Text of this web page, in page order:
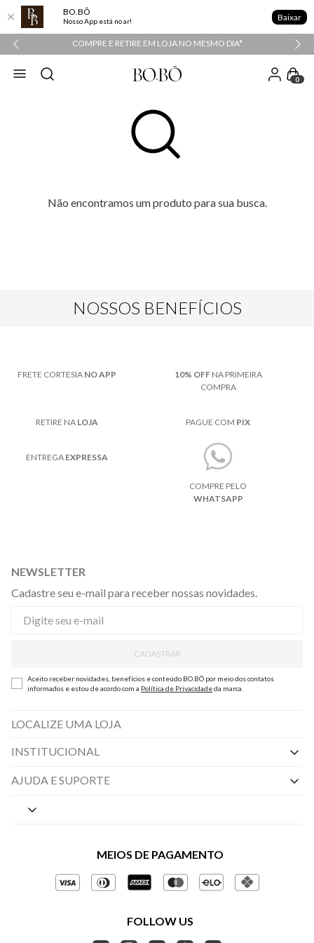
BO.BÔ
Nosso App está no ar! Baixar
COMPRE E RETIRE EM LOJA NO MESMO DIA*
0
Não encontramos um produto para sua busca.
NOSSOS BENEFÍCIOS
FRETE CORTESIA NO APP 10% OFFNA PRIMEIRA
COMPRA
RETIRE NA LOJA PAGUE COM PIX
ENTREGA EXPRESSA
COMPRE PELO
WHATSAPP
NEWSLETTER
Cadastre seu e-mail para receber nossas novidades.
CADASTRAR
Aceito receber novidades, benefícios e conteúdo BO.BÔ por meio dos contatos
informados e estou de acordo com a Política de Privacidadeda marca.
LOCALIZE UMA LOJA
INSTITUCIONAL
Nossas Lojas
Políticas de Privacidade
Gestão de Privacidade
Ética e Sustentabilidade
AJUDA E SUPORTE
Central de Preferências
Perguntas frequentes
Regulamentos e Promoções
MEIOS DE PAGAMENTO
FOLLOW US